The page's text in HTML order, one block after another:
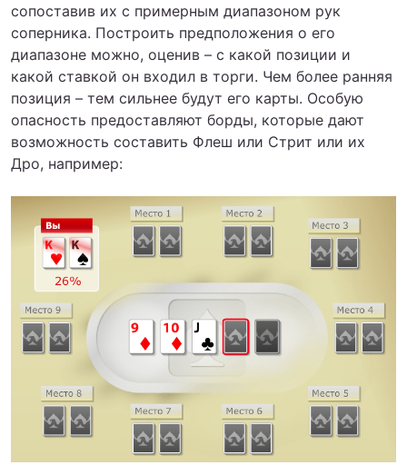
сопоставив их с примерным диапазоном рук
соперника. Построить предположения о его
диапазоне можно, оценив – с какой позиции и
какой ставкой он входил в торги. Чем более ранняя
позиция – тем сильнее будут его карты. Особую
опасность предоставляют борды, которые дают
возможность составить Флеш или Стрит или их
Дро, например: